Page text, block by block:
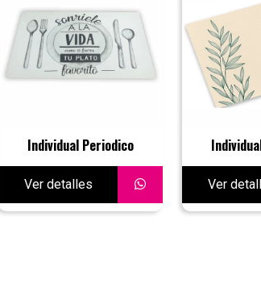
Individual Periodico
Ver detalles Ver